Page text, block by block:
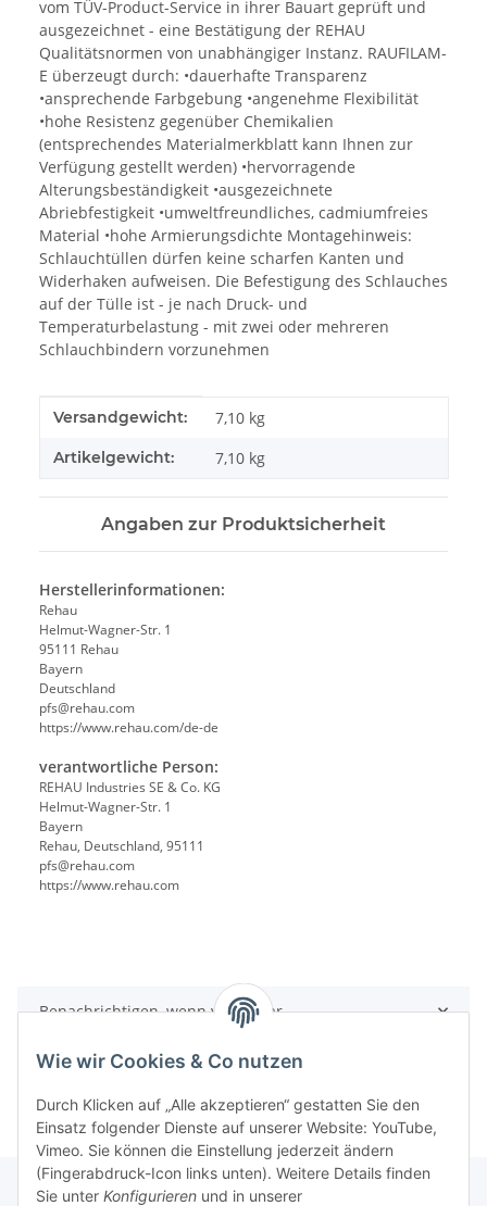
Wie wir Cookies & Co nutzen
Durch Klicken auf „Alle akzeptieren“ gestatten Sie den
Einsatz folgender Dienste auf unserer Website: YouTube,
Vimeo. Sie können die Einstellung jederzeit ändern
(Fingerabdruck-Icon links unten). Weitere Details finden
Sie unter Konfigurieren und in unserer
vom TÜV-Product-Service in ihrer Bauart geprüft und
ausgezeichnet - eine Bestätigung der REHAU
Qualitätsnormen von unabhängiger Instanz. RAUFILAM-
E überzeugt durch: •dauerhafte Transparenz
•ansprechende Farbgebung •angenehme Flexibilität
•hohe Resistenz gegenüber Chemikalien
(entsprechendes Materialmerkblatt kann Ihnen zur
Verfügung gestellt werden) •hervorragende
Alterungsbeständigkeit •ausgezeichnete
Abriebfestigkeit •umweltfreundliches, cadmiumfreies
Material •hohe Armierungsdichte Montagehinweis:
Schlauchtüllen dürfen keine scharfen Kanten und
Widerhaken aufweisen. Die Befestigung des Schlauches
auf der Tülle ist - je nach Druck- und
Temperaturbelastung - mit zwei oder mehreren
Schlauchbindern vorzunehmen
Produkteigenschaft
Wert
Versandgewicht: 7,10 kg
Artikelgewicht: 7,10 kg
Angaben zur Produktsicherheit
Herstellerinformationen:
Rehau
Helmut-Wagner-Str. 1
95111 Rehau
Bayern
Deutschland
pfs@rehau.com
https://www.rehau.com/de-de
verantwortliche Person:
REHAU Industries SE & Co. KG
Helmut-Wagner-Str. 1
Bayern
Rehau, Deutschland, 95111
pfs@rehau.com
https://www.rehau.com
Benachrichtigen, wenn verfügbar